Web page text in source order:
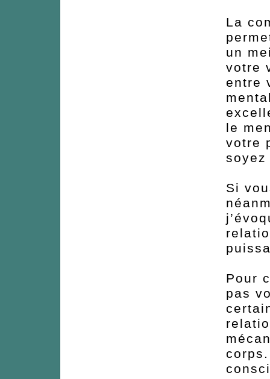
La
un
votre
entre
le
votre
soyez
Si
Pour
pas